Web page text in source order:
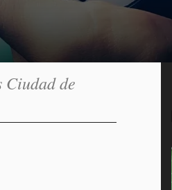
Ciudad de